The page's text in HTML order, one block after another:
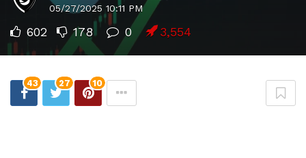
05/27/2025 10:11 PM
602 178 0 3,554
43 27 10